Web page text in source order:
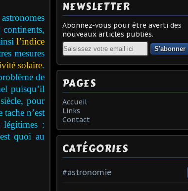
continents,
l’indice
mesures
solaire.
de
puisqu’il
pour
n’est
:
quoi au
NEWSLETTER
Abonnez-vous pour être averti des
nouveaux articles publiés.
Email
PAGES
Accueil
Links
Contact
CATÉGORIES
#astronomie